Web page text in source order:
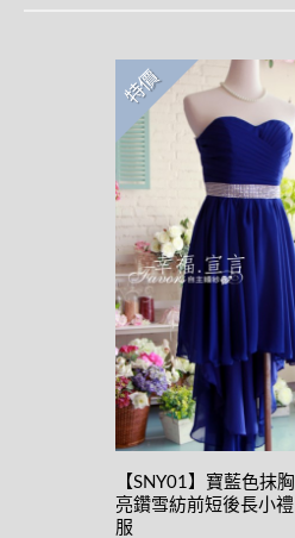
【SNY01】寶藍色抹胸
亮鑽雪紡前短後長小禮
服
特價